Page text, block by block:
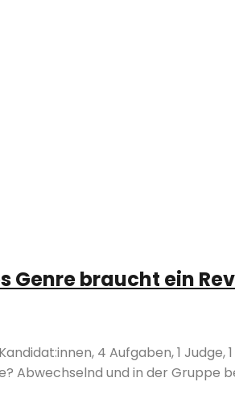
Genre braucht ein
4 Aufgaben, 1 Judge, 1
Abwechselnd und in der Gruppe